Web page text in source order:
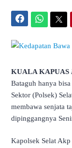
KUALA KAPUAS
Bataguh hanya
Sektor (Polsek)
membawa senjata
dipinggangnya
Kapolsek Selat